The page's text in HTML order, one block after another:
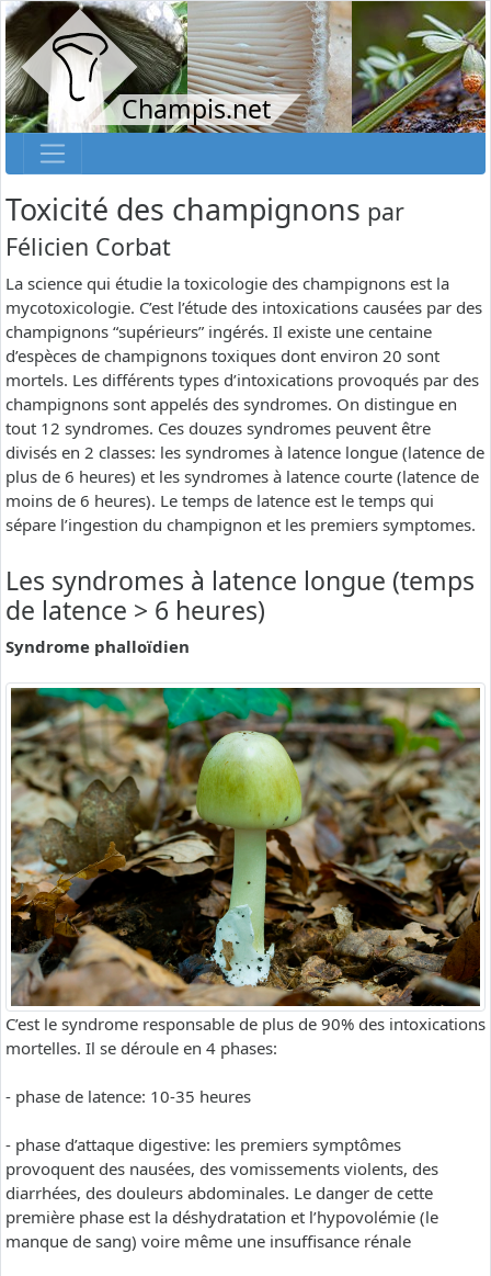
Champis.net
Toxicité des champignons par
Félicien Corbat
La science qui étudie la toxicologie des champignons est la
mycotoxicologie. C’est l’étude des intoxications causées par des
champignons “supérieurs” ingérés. Il existe une centaine
d’espèces de champignons toxiques dont environ 20 sont
mortels. Les différents types d’intoxications provoqués par des
champignons sont appelés des syndromes. On distingue en
tout 12 syndromes. Ces douzes syndromes peuvent être
divisés en 2 classes: les syndromes à latence longue (latence de
plus de 6 heures) et les syndromes à latence courte (latence de
moins de 6 heures). Le temps de latence est le temps qui
sépare l’ingestion du champignon et les premiers symptomes.
Les syndromes à latence longue (temps
de latence > 6 heures)
Syndrome phalloïdien
C’est le syndrome responsable de plus de 90% des intoxications
mortelles. Il se déroule en 4 phases:
- phase de latence: 10-35 heures
- phase d’attaque digestive: les premiers symptômes
provoquent des nausées, des vomissements violents, des
diarrhées, des douleurs abdominales. Le danger de cette
première phase est la déshydratation et l’hypovolémie (le
manque de sang) voire même une insuffisance rénale